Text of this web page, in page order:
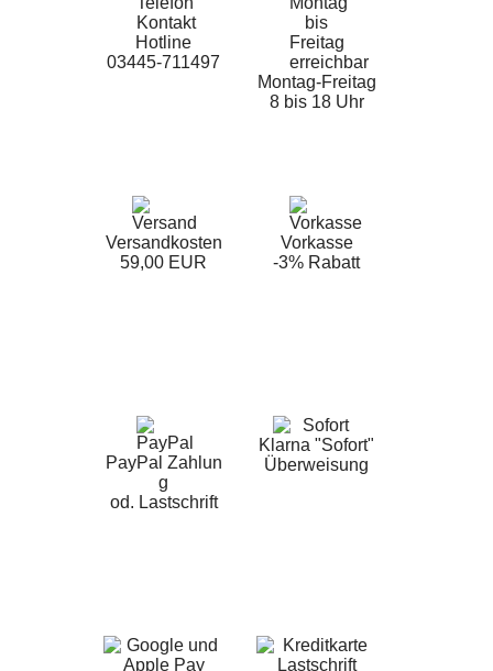
Hotline
03445-711497
Montag-Freitag
8 bis 18 Uhr
Versandkosten
59,00 EUR
Vorkasse
-3% Rabatt
PayPal Zahlun
g
od. Lastschrift
Klarna "Sofort"
Überweisung